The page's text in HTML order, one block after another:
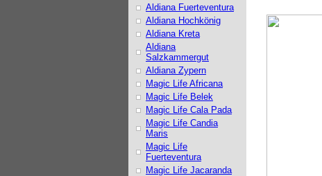
Aldiana Fuerteventura
Aldiana Hochkönig
Aldiana Kreta
Aldiana
Salzkammergut
Aldiana Zypern
Magic Life Africana
Magic Life Belek
Magic Life Cala Pada
Magic Life Candia
Maris
Magic Life
Fuerteventura
Magic Life Jacaranda